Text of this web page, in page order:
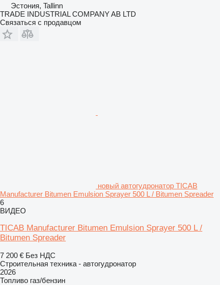
Эстония, Tallinn
TRADE INDUSTRIAL COMPANY AB LTD
Связаться с продавцом
новый автогудронатор TICAB
Manufacturer Bitumen Emulsion Sprayer 500 L / Bitumen Spreader
6
ВИДЕО
TICAB Manufacturer Bitumen Emulsion Sprayer 500 L /
Bitumen Spreader
7 200 € Без НДС
Строительная техника - автогудронатор
2026
Топливо газ/бензин